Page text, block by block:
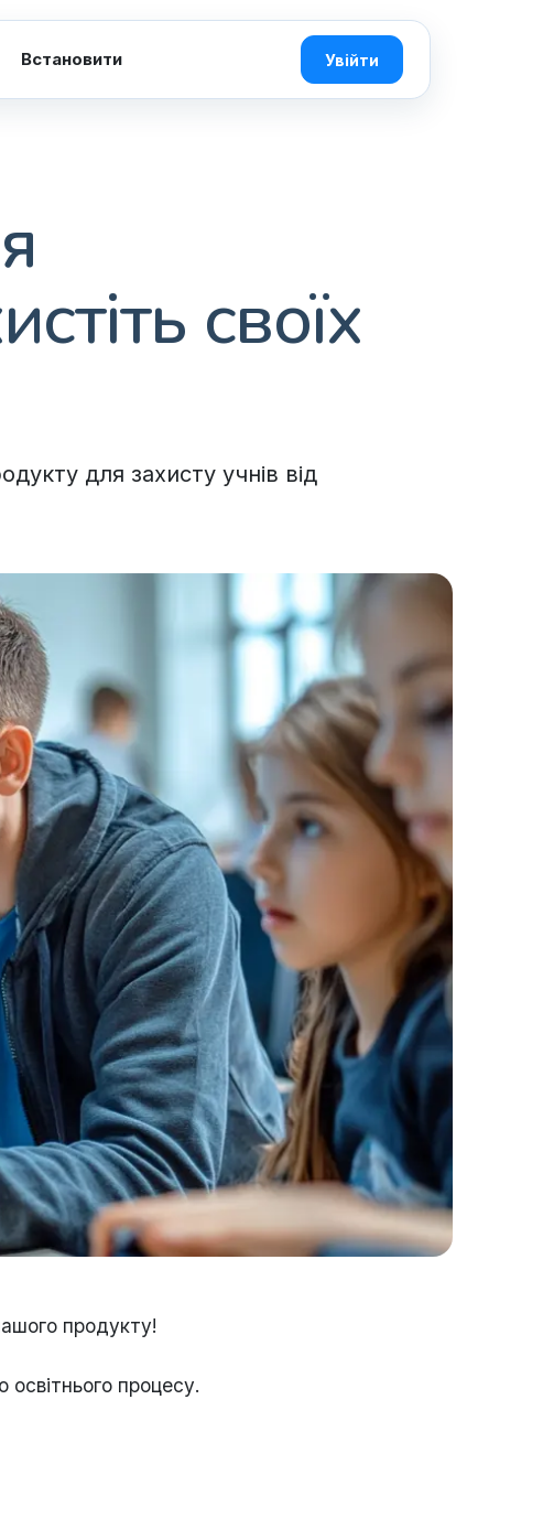
Встановити Увійти
своїх
для захисту учнів від
продукту!
процесу.